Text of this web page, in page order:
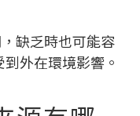
缺乏時也可能容
外在環境影響。